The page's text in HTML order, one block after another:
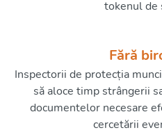
tokenul de
Fără
Inspectorii de protecția
să aloce timp strângerii
documentelor necesare
cercetării